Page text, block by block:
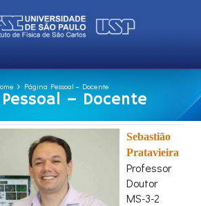
Página Pessoal – Docente
– Docente
Sebastião
Pratavieira
Professor
Doutor
MS-3-2